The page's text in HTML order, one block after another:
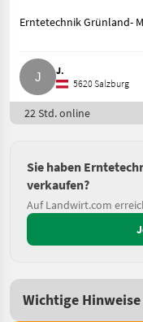
Erntetechnik Grünland-
J.
5620 Salzburg
22 Std. online
Sie haben
verkaufen?
Auf Landwirt.com
Wichtige Hinweise